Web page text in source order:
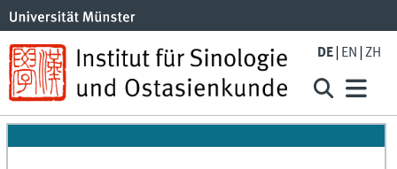
DE EN ZH